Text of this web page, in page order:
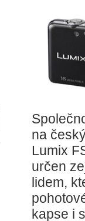
na
Lumix
určen
lidem,
kapse i